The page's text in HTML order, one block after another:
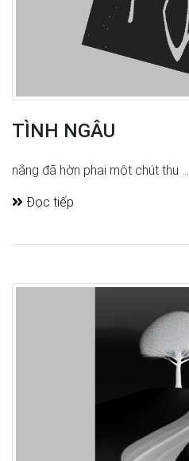
TÌNH NGÂU
nắng đã hờn phai một chút thu ...
Đọc tiếp